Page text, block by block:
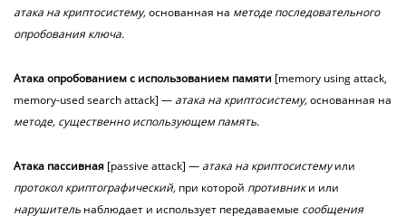
атака на криптосистему,основанная на методе последовательного
опробования ключа.
Атакаопробованием с использованием памяти [memory using attack,
memory-used search attack] — атака на криптосистему,основанная на
методе, существенно использующем память.
Атака пассивная [passive attack] — атака на криптосистемуили
протокол криптографический, при которой противники или
нарушитель наблюдает и использует передаваемые сообщения